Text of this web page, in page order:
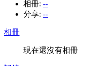
相冊: --
分享: --
相冊
現在還沒有相冊